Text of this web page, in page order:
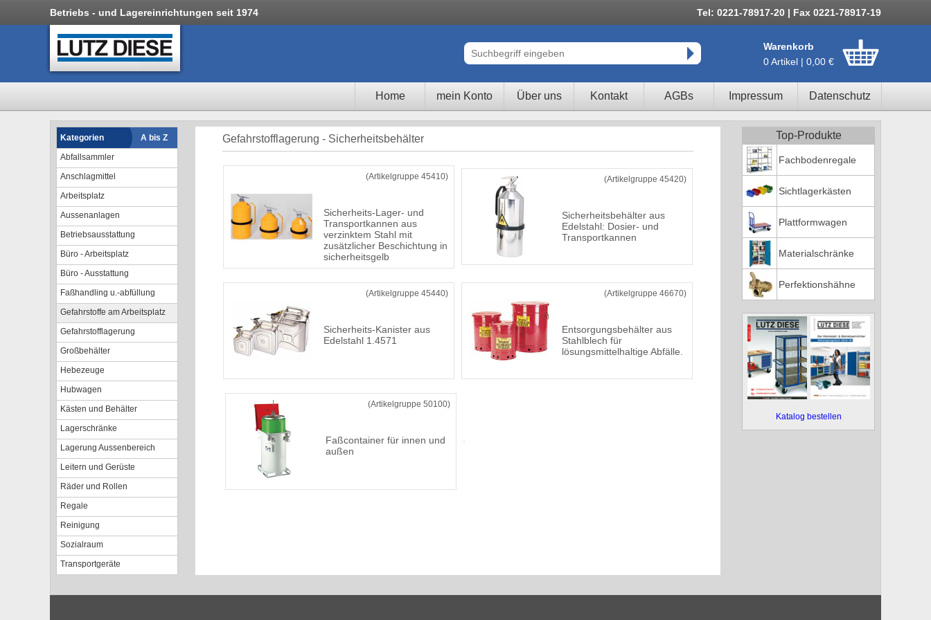
Betriebs - und Lagereinrichtungen seit 1974 Tel: 0221-78917-20 | Fax 0221-78917-19
Warenkorb
0 Artikel | 0,00 €
Home mein Konto Über uns Kontakt AGBs Impressum Datenschutz
Kategorien
A bis Z
Abfallsammler
Anschlagmittel
Arbeitsplatz
Aussenanlagen
Betriebsausstattung
Büro - Arbeitsplatz
Büro - Ausstattung
Faßhandling u.-abfüllung
Gefahrstoffe am Arbeitsplatz
Gefahrstofflagerung
Großbehälter
Hebezeuge
Hubwagen
Kästen und Behälter
Lagerschränke
Lagerung Aussenbereich
Leitern und Gerüste
Räder und Rollen
Regale
Reinigung
Sozialraum
Transportgeräte
Gefahrstofflagerung - Sicherheitsbehälter
(Artikelgruppe 45410)
Sicherheits-Lager- und
Transportkannen aus
verzinktem Stahl mit
zusätzlicher Beschichtung in
sicherheitsgelb
(Artikelgruppe 45420)
Sicherheitsbehälter aus
Edelstahl: Dosier- und
Transportkannen
(Artikelgruppe 45440)
Sicherheits-Kanister aus
Edelstahl 1.4571
(Artikelgruppe 46670)
Entsorgungsbehälter aus
Stahlblech für
lösungsmittelhaltige Abfälle.
(Artikelgruppe 50100)
Faßcontainer für innen und
außen
Top-Produkte
Fachbodenregale
Sichtlagerkästen
Plattformwagen
Materialschränke
Perfektionshähne
Katalog bestellen